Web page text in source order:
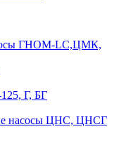
ГНОМ-LC,ЦМК,
Г, БГ
насосы ЦНС, ЦНСГ